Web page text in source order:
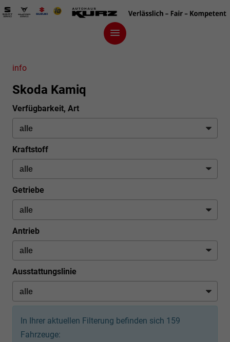
info
Skoda Kamiq
Verfügbarkeit, Art
Kraftstoff
Getriebe
Antrieb
Ausstattungslinie
In Ihrer aktuellen Filterung befinden sich 159
Fahrzeuge: